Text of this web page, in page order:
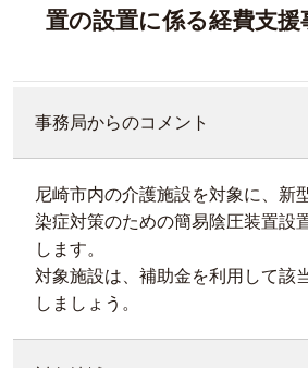
置の設置に係る経費支援
事務局からのコメント
尼崎市内の介護施設を対象に、新
染症対策のための簡易陰圧装置設
します。
対象施設は、補助金を利用して該
しましょう。